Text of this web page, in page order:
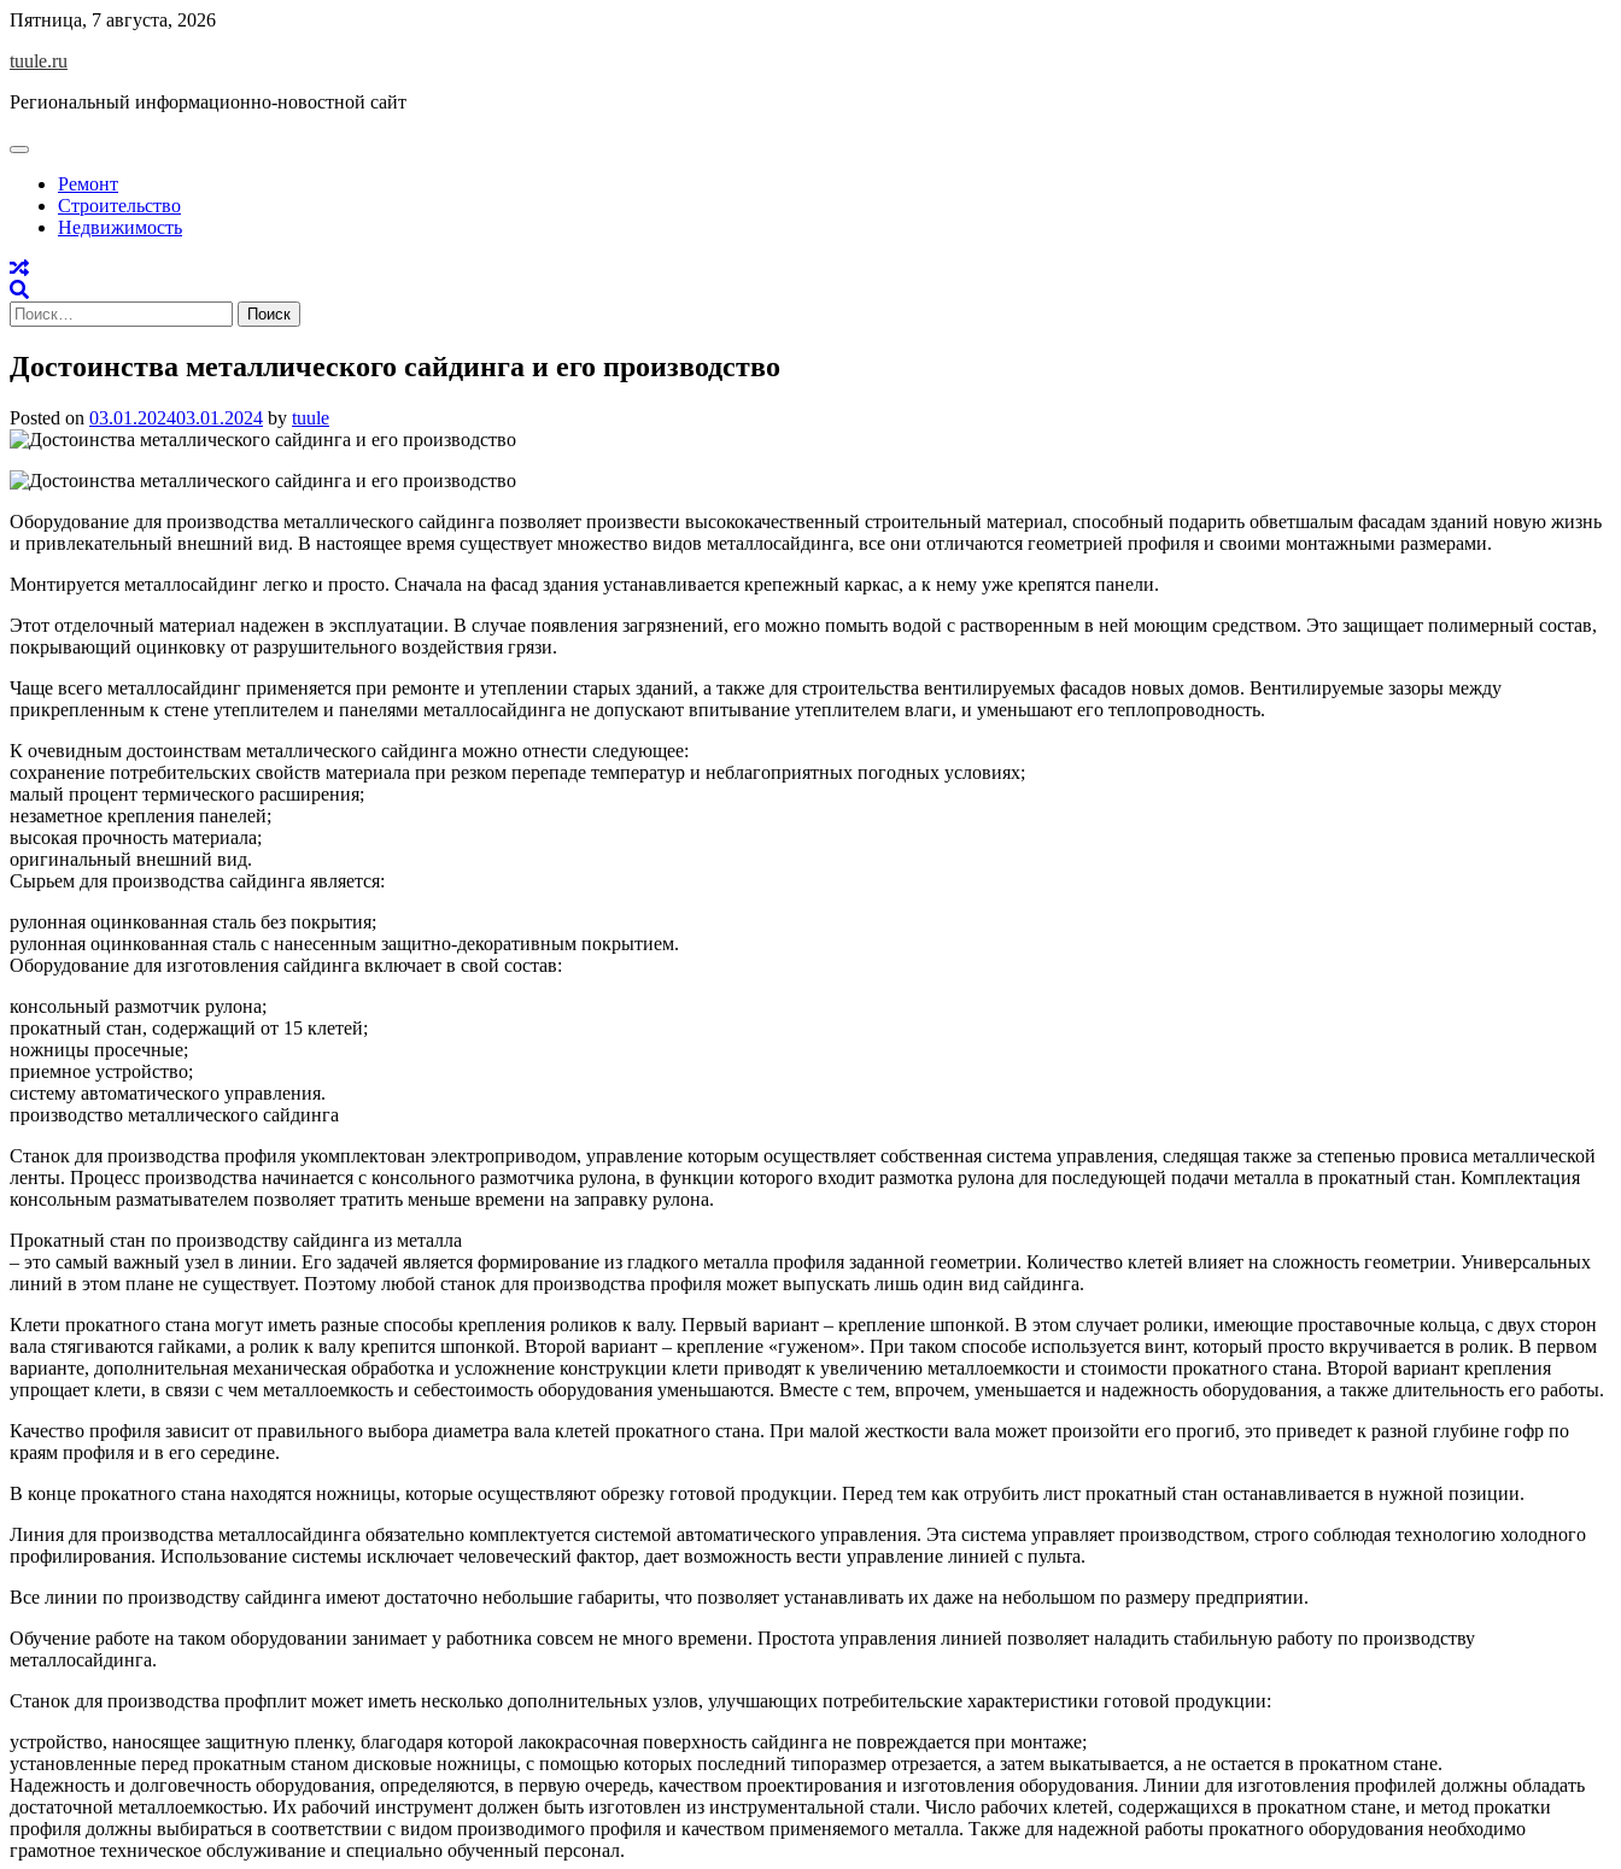
Skip
content
Пятница, 7 августа, 2026
tuule.ru
Региональный информационно-новостной сайт
Ремонт
Строительство
Недвижимость
Найти:
Достоинства металлического сайдинга и его производство
Posted on 03.01.202403.01.2024 by tuule
Оборудование для производства металлического сайдинга позволяет произвести высококачественный строительный материал, способный подарить обветшалым фасадам зданий новую жизнь
и привлекательный внешний вид. В настоящее время существует множество видов металлосайдинга, все они отличаются геометрией профиля и своими монтажными размерами.
Монтируется металлосайдинг легко и просто. Сначала на фасад здания устанавливается крепежный каркас, а к нему уже крепятся панели.
Этот отделочный материал надежен в эксплуатации. В случае появления загрязнений, его можно помыть водой с растворенным в ней моющим средством. Это защищает полимерный состав,
покрывающий оцинковку от разрушительного воздействия грязи.
Чаще всего металлосайдинг применяется при ремонте и утеплении старых зданий, а также для строительства вентилируемых фасадов новых домов. Вентилируемые зазоры между
прикрепленным к стене утеплителем и панелями металлосайдинга не допускают впитывание утеплителем влаги, и уменьшают его теплопроводность.
К очевидным достоинствам металлического сайдинга можно отнести следующее:
сохранение потребительских свойств материала при резком перепаде температур и неблагоприятных погодных условиях;
малый процент термического расширения;
незаметное крепления панелей;
высокая прочность материала;
оригинальный внешний вид.
Сырьем для производства сайдинга является:
рулонная оцинкованная сталь без покрытия;
рулонная оцинкованная сталь с нанесенным защитно-декоративным покрытием.
Оборудование для изготовления сайдинга включает в свой состав:
консольный размотчик рулона;
прокатный стан, содержащий от 15 клетей;
ножницы просечные;
приемное устройство;
систему автоматического управления.
производство металлического сайдинга
Станок для производства профиля укомплектован электроприводом, управление которым осуществляет собственная система управления, следящая также за степенью провиса металлической
ленты. Процесс производства начинается с консольного размотчика рулона, в функции которого входит размотка рулона для последующей подачи металла в прокатный стан. Комплектация
консольным разматывателем позволяет тратить меньше времени на заправку рулона.
Прокатный стан по производству сайдинга из металла
– это самый важный узел в линии. Его задачей является формирование из гладкого металла профиля заданной геометрии. Количество клетей влияет на сложность геометрии. Универсальных
линий в этом плане не существует. Поэтому любой станок для производства профиля может выпускать лишь один вид сайдинга.
Клети прокатного стана могут иметь разные способы крепления роликов к валу. Первый вариант – крепление шпонкой. В этом случает ролики, имеющие проставочные кольца, с двух сторон
вала стягиваются гайками, а ролик к валу крепится шпонкой. Второй вариант – крепление «гуженом». При таком способе используется винт, который просто вкручивается в ролик. В первом
варианте, дополнительная механическая обработка и усложнение конструкции клети приводят к увеличению металлоемкости и стоимости прокатного стана. Второй вариант крепления
упрощает клети, в связи с чем металлоемкость и себестоимость оборудования уменьшаются. Вместе с тем, впрочем, уменьшается и надежность оборудования, а также длительность его работы.
Качество профиля зависит от правильного выбора диаметра вала клетей прокатного стана. При малой жесткости вала может произойти его прогиб, это приведет к разной глубине гофр по
краям профиля и в его середине.
В конце прокатного стана находятся ножницы, которые осуществляют обрезку готовой продукции. Перед тем как отрубить лист прокатный стан останавливается в нужной позиции.
Линия для производства металлосайдинга обязательно комплектуется системой автоматического управления. Эта система управляет производством, строго соблюдая технологию холодного
профилирования. Использование системы исключает человеческий фактор, дает возможность вести управление линией с пульта.
Все линии по производству сайдинга имеют достаточно небольшие габариты, что позволяет устанавливать их даже на небольшом по размеру предприятии.
Обучение работе на таком оборудовании занимает у работника совсем не много времени. Простота управления линией позволяет наладить стабильную работу по производству
металлосайдинга.
Станок для производства профплит может иметь несколько дополнительных узлов, улучшающих потребительские характеристики готовой продукции:
устройство, наносящее защитную пленку, благодаря которой лакокрасочная поверхность сайдинга не повреждается при монтаже;
установленные перед прокатным станом дисковые ножницы, с помощью которых последний типоразмер отрезается, а затем выкатывается, а не остается в прокатном стане.
Надежность и долговечность оборудования, определяются, в первую очередь, качеством проектирования и изготовления оборудования. Линии для изготовления профилей должны обладать
достаточной металлоемкостью. Их рабочий инструмент должен быть изготовлен из инструментальной стали. Число рабочих клетей, содержащихся в прокатном стане, и метод прокатки
профиля должны выбираться в соответствии с видом производимого профиля и качеством применяемого металла. Также для надежной работы прокатного оборудования необходимо
грамотное техническое обслуживание и специально обученный персонал.